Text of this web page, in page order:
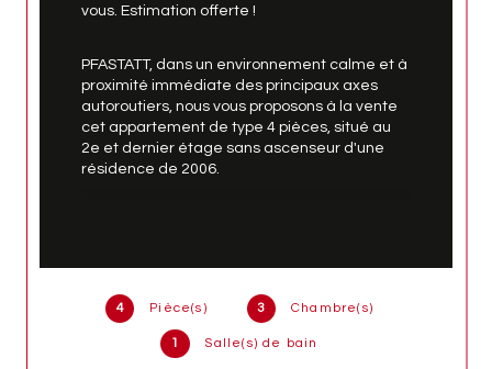
4 Pièce(s) 3 Chambre(s)
1 Salle(s) de bain
vous. Estimation offerte !
PFASTATT, dans un environnement calme et à
proximité immédiate des principaux axes
autoroutiers, nous vous proposons à la vente
cet appartement de type 4 pièces, situé au
2e et dernier étage sans ascenseur d'une
résidence de 2006.
nécessite aucuns travaux.
Il se compose d'un hall d'entrée, un wc
séparé, une cuisine équipée, un salon séjour
avec une belle hauteur sous plafond, une